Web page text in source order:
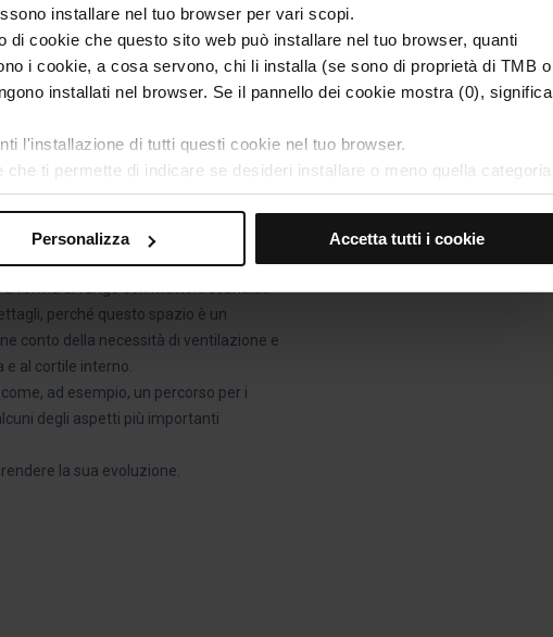
installare nel tuo browser per vari scopi.
cookie che questo sito web può installare nel tuo browser, quanti
i cookie, a cosa servono, chi li installa (se sono di proprietà di TMB o
installati nel browser. Se il pannello dei cookie mostra (0), significa
l'installazione di tutti questi cookie nel tuo browser.
ti permette di indicare se desideri installare o meno quella categoria.
“Seleziona e configura”. In questo modo, verranno installati
e migliorare la tua esperienza utente.
sito web, potrai modificare la selezione dei cookie andando
Personalizza Accetta tutti i cookie
Turístic potete passeggiare lungo
Les
forma di fungo con mattoni scanalati
perché questo spazio è un
conto della necessità di ventilazione e
e al cortile interno.
ad esempio, un percorso per i
degli aspetti più importanti
la sua evoluzione.